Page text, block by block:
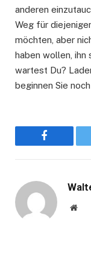
anderen
Weg für
möchten, aber
haben wollen,
wartest Du?
beginnen Sie
Facebook